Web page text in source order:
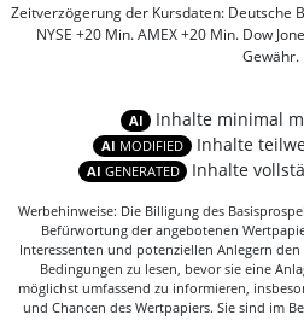
Zeitverzögerung der Kursdaten: Deutsche
NYSE +20 Min. AMEX +20 Min. Dow
Gewähr.
AI Inhalte minimal
AI MODIFIED Inhalte
AI GENERATED Inhalte
Werbehinweise: Die Billigung des
Befürwortung der angebotenen
Interessenten und potenziellen Anlegern
Bedingungen zu lesen, bevor sie eine
möglichst umfassend zu informieren,
und Chancen des Wertpapiers. Sie sind im